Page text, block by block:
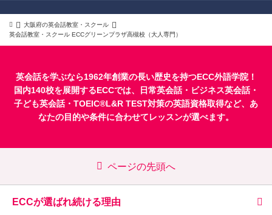
大阪府の英会話教室・スクール
英会話教室・スクール ECCグリーンプラザ高槻校（大人専門）
英会話を学ぶなら1962年創業の長い歴史を持つECC外語学院！
国内140校を展開するECCでは、
日常英会話・ ビジネス英会話・
子ども英会話・ TOEIC®L&R TEST対策の英語資格取得など、あ
なたの目的や条件に合わせてレッスンが選べます。
ページの先頭へ
ECCが選ばれ続ける理由